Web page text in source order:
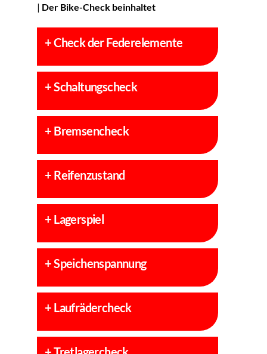
| Der Bike-Check beinhaltet
+Check der Federelemente
+Schaltungscheck
+ Bremsencheck
+ Reifenzustand
+ Lagerspiel
+Speichenspannung
+ Laufrädercheck